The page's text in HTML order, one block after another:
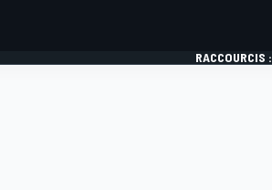
RACCOURCIS :